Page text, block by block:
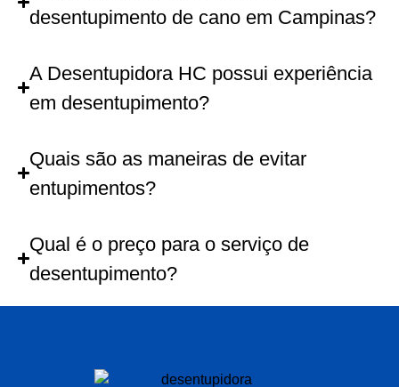
desentupimento de cano em Campinas?
A Desentupidora HC possui experiência
em desentupimento?
Quais são as maneiras de evitar
entupimentos?
Qual é o preço para o serviço de
desentupimento?